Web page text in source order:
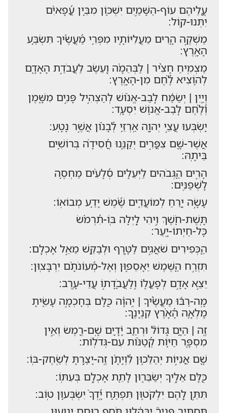
עֲ֭לֵיהֶם עוֹף-הַשָּׁמַ֣יִם יִשְׁכּ֑וֹן מִבֵּ֥ין עֳ֝פָאיִ֗ם
יִתְּנוּ-קֽוֹל:
מַשְׁקֶ֣ה הָ֭רִים מֵעֲלִיּוֹתָ֑יו מִפְּרִ֥י מַ֝עֲשֶׂ֗יךָ תִּשְׂבַּ֥ע
הָאָֽרֶץ:
מַצְמִ֤יחַ חָצִ֨יר | לַבְּהֵמָ֗ה וְ֭עֵשֶׂב לַעֲבֹדַ֣ת הָאָדָ֑ם
לְה֥וֹצִיא לֶ֝֗חֶם מִן-הָאָֽרֶץ:
וְיַ֤יִן | יְשַׂמַּ֬ח לְֽבַב-אֱנ֗וֹשׁ לְהַצְהִ֣יל פָּנִ֣ים מִשָּׁ֑מֶן
וְ֝לֶ֗חֶם לְֽבַב-אֱנ֥וֹשׁ יִסְעָֽד:
יִ֭שְׂבְּעוּ עֲצֵ֣י יְהוָ֑ה אַֽרְזֵ֥י לְ֝בָנ֗וֹן אֲשֶׁ֣ר נָטָֽע:
אֲשֶׁר-שָׁ֭ם צִפֳּרִ֣ים יְקַנֵּ֑נוּ חֲ֝סִידָ֗ה בְּרוֹשִׁ֥ים
בֵּיתָֽהּ:
הָרִ֣ים הַ֭גְּבֹהִים לַיְּעֵלִ֑ים סְ֝לָעִ֗ים מַחְסֶ֥ה
לַֽשְׁפַנִּֽים:
עָשָׂ֣ה יָ֭רֵחַ לְמוֹעֲדִ֑ים שֶׁ֝֗מֶשׁ יָדַ֥ע מְבוֹאֽוֹ:
תָּֽשֶׁת-חֹ֭שֶׁךְ וִ֣יהִי לָ֑יְלָה בּֽוֹ-תִ֝רְמֹ֗שׂ
כָּל-חַיְתוֹ-יָֽעַר:
הַ֭כְּפִירִים שֹׁאֲגִ֣ים לַטָּ֑רֶף וּלְבַקֵּ֖שׁ מֵאֵ֣ל אָכְלָֽם:
תִּזְרַ֣ח הַ֭שֶּׁמֶשׁ יֵאָסֵפ֑וּן וְאֶל-מְ֝עוֹנֹתָ֗ם יִרְבָּצֽוּן:
יֵצֵ֣א אָדָ֣ם לְפָעֳל֑וֹ וְֽלַעֲבֹ֖דָת֣וֹ עֲדֵי-עָֽרֶב:
מָֽה-רַבּ֬וּ מַעֲשֶׂ֨יךָ | יְֽהוָ֗ה כֻּ֭לָּם בְּחָכְמָ֣ה עָשִׂ֑יתָ
מָלְאָ֥ה הָ֝אָ֗רֶץ קִנְיָנֶֽךָ:
זֶ֤ה | הַיָּ֥ם גָּדוֹל֮ וּרְחַ֪ב יָ֫דָ֥יִם שָֽׁם-רֶ֭מֶשׂ וְאֵ֣ין
מִסְפָּ֑ר חַיּ֥וֹת קְ֝טַנּ֗וֹת עִם-גְּדֹלֽוֹת:
שָׁ֭ם אֳנִיּ֣וֹת יְהַלֵּכ֑וּן לִ֝וְיָתָ֗ן זֶֽה-יָצַ֥רְתָּ לְשַֽׂחֶק-בּֽוֹ:
כֻּ֭לָּם אֵלֶ֣יךָ יְשַׂבֵּר֑וּן לָתֵ֖ת אָכְלָ֣ם בְּעִתּֽוֹ:
תִּתֵּ֣ן לָ֭הֶם יִלְקֹט֑וּן תִּפְתַּ֥ח יָֽ֝דְךָ֗ יִשְׂבְּע֥וּן טֽוֹב: